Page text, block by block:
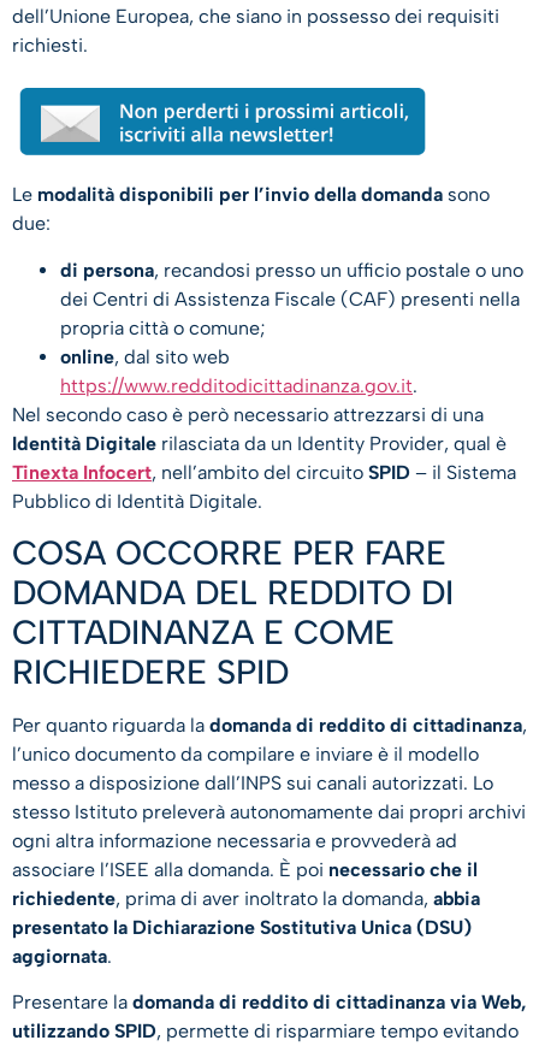
dell’Unione Europea, che siano in possesso dei requisiti
richiesti.
Le modalità disponibili per l’invio della domanda sono
due:
di persona, recandosi presso un ufficio postale o uno
dei Centri di Assistenza Fiscale (CAF) presenti nella
propria città o comune;
online, dal sito web
https://www.redditodicittadinanza.gov.it.
Nel secondo caso è però necessario attrezzarsi di una
Identità Digitale rilasciata da un Identity Provider, qual è
Tinexta Infocert, nell’ambito del circuito SPID – il Sistema
Pubblico di Identità Digitale.
COSA OCCORRE PER FARE
DOMANDA DEL REDDITO DI
CITTADINANZA E COME
RICHIEDERE SPID
Per quanto riguarda la domanda di reddito di cittadinanza,
l’unico documento da compilare e inviare è il modello
messo a disposizione dall’INPS sui canali autorizzati. Lo
stesso Istituto preleverà autonomamente dai propri archivi
ogni altra informazione necessaria e provvederà ad
associare l’ISEE alla domanda. È poi necessario che il
richiedente, prima di aver inoltrato la domanda, abbia
presentato la Dichiarazione Sostitutiva Unica (DSU)
aggiornata.
Presentare la domanda di reddito di cittadinanza via Web,
utilizzando SPID, permette di risparmiare tempo evitando